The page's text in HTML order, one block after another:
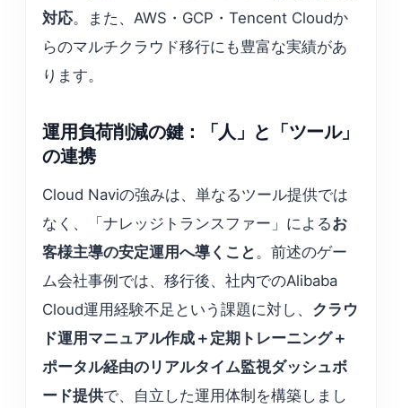
対応。また、AWS・GCP・Tencent Cloudか
らのマルチクラウド移行にも豊富な実績があ
ります。
運用負荷削減の鍵：「人」と「ツール」
の連携
Cloud Naviの強みは、単なるツール提供では
なく、「ナレッジトランスファー」によるお
客様主導の安定運用へ導くこと 。前述のゲー
ム会社事例では、移行後、社内でのAlibaba
Cloud運用経験不足という課題に対し、 クラウ
ド運用マニュアル作成＋定期トレーニング＋
ポータル経由のリアルタイム監視ダッシュボ
ード提供で、自立した運用体制を構築しまし